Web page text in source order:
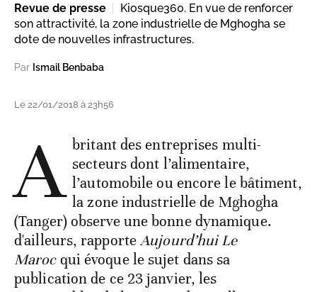
Revue de presse
Kiosque360. En vue de renforcer
son attractivité, la zone industrielle de Mghogha se
dote de nouvelles infrastructures.
Par Ismail Benbaba
Le 22/01/2018 à 23h56
A britant des entreprises multi-
secteurs dont l’alimentaire,
l’automobile ou encore le bâtiment,
la zone industrielle de Mghogha
(Tanger) observe une bonne dynamique.
d'ailleurs, rapporteAujourd’hui Le
Marocqui évoque le sujet dans sa
publication de ce 23 janvier, les